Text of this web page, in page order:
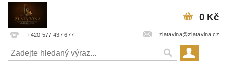
+420 577 437 677 zlatavina@zlatavina.cz
0 Kč